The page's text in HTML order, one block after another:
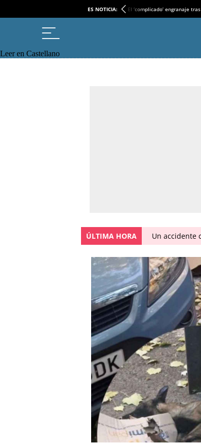
ES NOTICIA: El ‘complicado’ engranaje
Leer en Castellano
ÚLTIMA HORA Un accidente